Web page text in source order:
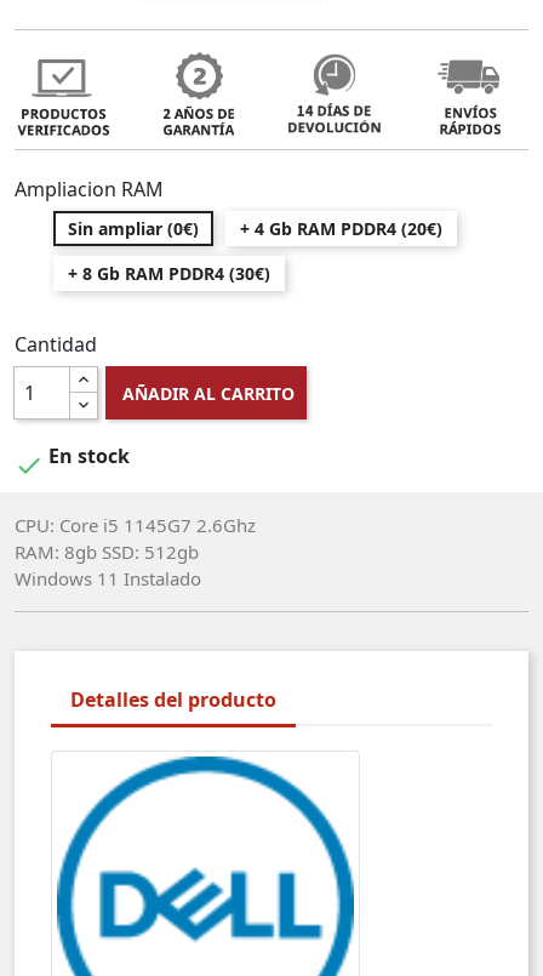
Ampliacion RAM
Sin ampliar (0€)
+ 4 Gb RAM PDDR4 (20€)
+ 8 Gb RAM PDDR4 (30€)
Cantidad
AÑADIR AL CARRITO
 En stock
CPU: Core i5 1145G7 2.6Ghz
RAM: 8gb SSD: 512gb
Windows 11 Instalado
Detalles del producto